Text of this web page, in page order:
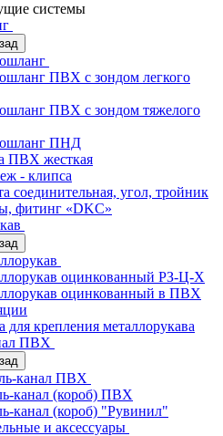
системы
ПВХ с зондом легкого
ПВХ с зондом тяжелого
ПНД
ПВХ жесткая
- клипса
соединительная, угол, тройник
фитинг «DKC»
оцинкованный РЗ-Ц-Х
оцинкованный в ПВХ
для крепления металлорукава
ПВХ
канал ПВХ
канал (короб) ПВХ
канал (короб) "Рувинил"
и аксессуары